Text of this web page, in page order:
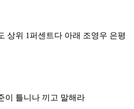
상위 1퍼센트다 아래 조영우 은평
이 틀니나 끼고 말해라